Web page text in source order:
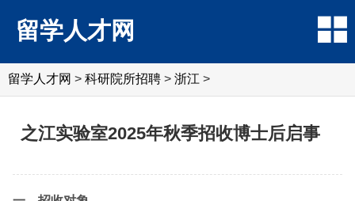
留学人才网
留学人才网 > 科研院所招聘 > 浙江 >
之江实验室2025年秋季招收博士后启事